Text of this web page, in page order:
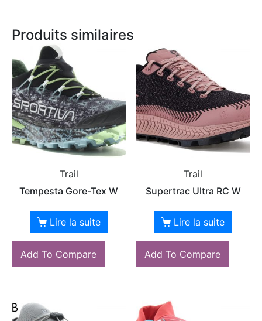
Produits similaires
Trail
Tempesta Gore-Tex W
Lire la suite
Add To Compare
Trail
Supertrac Ultra RC W
Lire la suite
Add To Compare